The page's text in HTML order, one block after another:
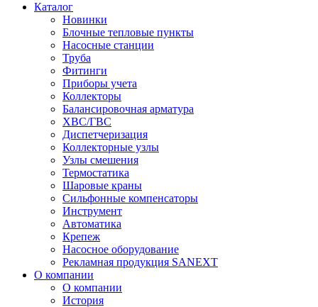
Каталог
Новинки
Блочные тепловые пункты
Насосные станции
Труба
Фитинги
Приборы учета
Коллекторы
Балансировочная арматура
ХВС/ГВС
Диспетчеризация
Коллекторные узлы
Узлы смешения
Термостатика
Шаровые краны
Сильфонные компенсаторы
Инструмент
Автоматика
Крепеж
Насосное оборудование
Рекламная продукция SANEXT
О компании
О компании
История